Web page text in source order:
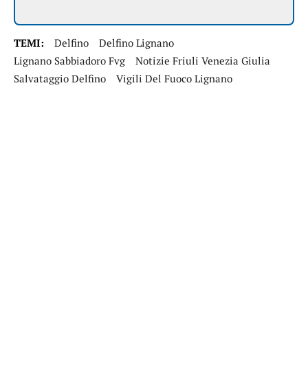
TEMI: Delfino
Delfino Lignano
Lignano Sabbiadoro Fvg
Notizie Friuli Venezia Giulia
Salvataggio Delfino
Vigili Del Fuoco Lignano